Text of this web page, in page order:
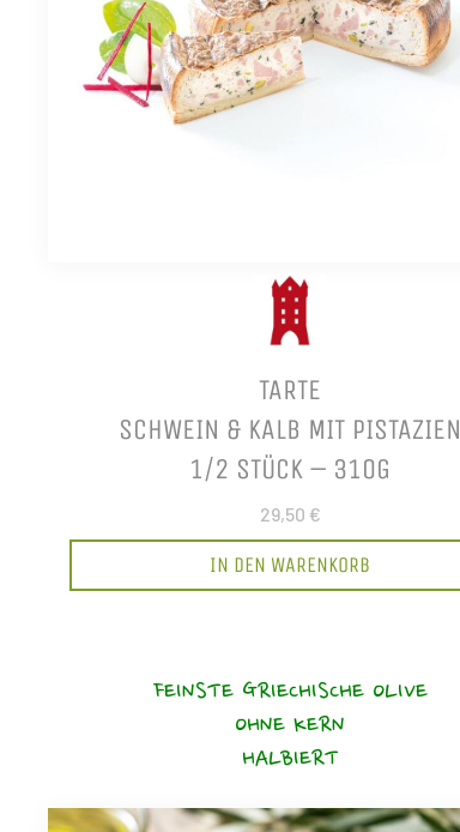
TARTE
SCHWEIN & KALB MIT PISTAZIEN
1/2 STÜCK – 310G
29,50 €
IN DEN WARENKORB
FEINSTE GRIECHISCHE OLIVE
OHNE KERN
HALBIERT